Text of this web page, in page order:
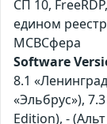
СП 10,
едином
МСВСфера
Software
8.1
«Эльбрус»),
Edition), -